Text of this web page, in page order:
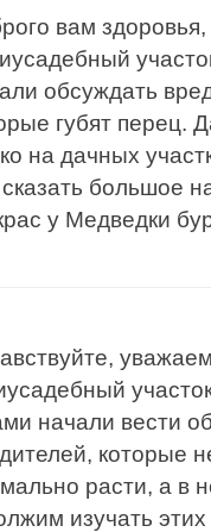
вам здоровья,
обсуждать
губят перец.
на дачных
большое
у Медведки
начали вести
которые
расти, а в
изучать